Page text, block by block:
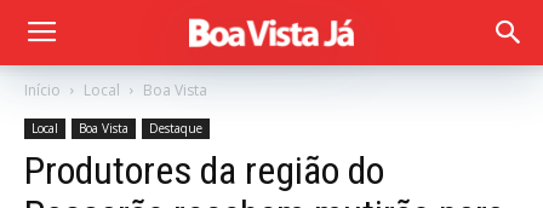
Início Local Boa Vista
Local Boa Vista Destaque
Produtores da região do